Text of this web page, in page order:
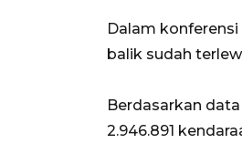
Dalam
balik sudah
Berdasarkan
2.946.891